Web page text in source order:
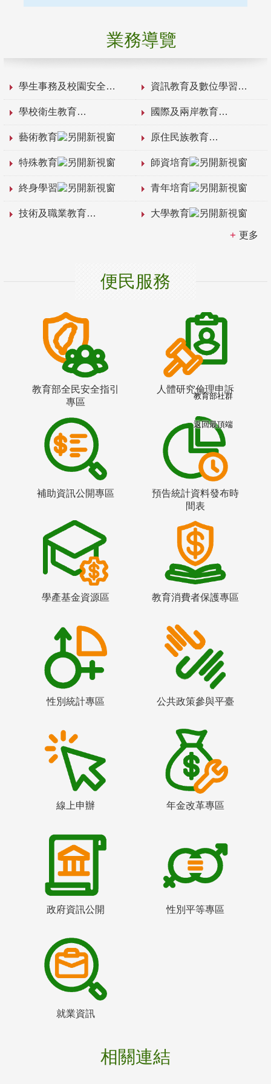
業務導覽
學生事務及校園安全 資訊教育及數位學習
學校衛生教育 國際及兩岸教育
藝術教育 原住民族教育
特殊教育 師資培育
終身學習 青年培育
技術及職業教育 大學教育
更多
便民服務
教育部全民安全指引
專區
人體研究倫理申訴
補助資訊公開專區
預告統計資料發布時
間表
學產基金資源區 教育消費者保護專區
性別統計專區 公共政策參與平臺
線上申辦 年金改革專區
政府資訊公開 性別平等專區
就業資訊
相關連結
教育部社群
返回最頂端